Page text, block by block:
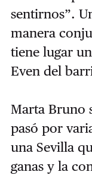
sentirnos”.
manera
tiene lugar
Even del
Marta Bruno
pasó por
una Sevilla
ganas y la